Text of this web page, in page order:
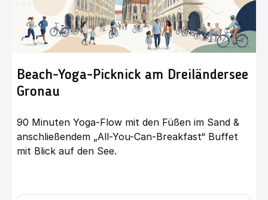
Beach-Yoga-Picknick am Dreiländersee
Gronau
90 Minuten Yoga-Flow mit den Füßen im Sand &
anschließendem „All-You-Can-Breakfast“ Buffet
mit Blick auf den See.